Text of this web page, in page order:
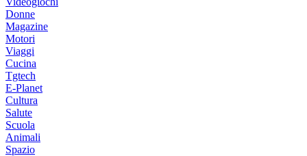
Donne
Magazine
Motori
Viaggi
Cucina
Tgtech
E-Planet
Cultura
Salute
Scuola
Animali
Spazio